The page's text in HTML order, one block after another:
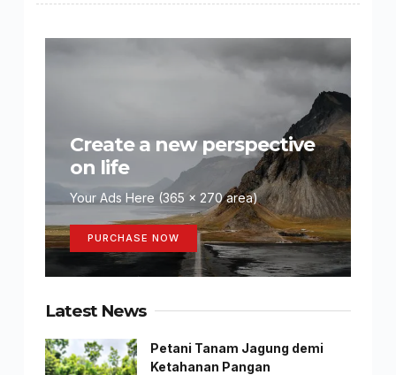
Create a new perspective
on life
Your Ads Here (365 x 270 area)
PURCHASE NOW
Latest News
Petani Tanam Jagung demi
Ketahanan Pangan